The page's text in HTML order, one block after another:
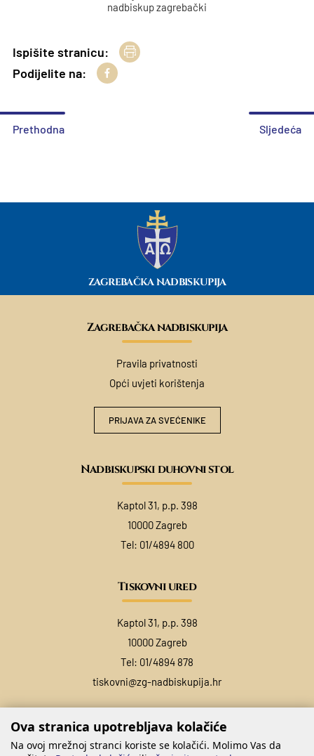
nadbiskup zagrebački
Ispišite stranicu:
Podijelite na:
Prethodna Sljedeća
ZAGREBAČKA NADBISKUPIJA
Zagrebačka nadbiskupija
Pravila privatnosti
Opći uvjeti korištenja
PRIJAVA ZA SVEĆENIKE
Nadbiskupski duhovni stol
Kaptol 31, p.p. 398
10000 Zagreb
Tel: 01/4894 800
Tiskovni ured
Kaptol 31, p.p. 398
10000 Zagreb
Tel: 01/4894 878
tiskovni@zg-nadbiskupija.hr
Ova stranica upotrebljava kolačiće
Na ovoj mrežnoj stranci koriste se kolačići. Molimo Vas da